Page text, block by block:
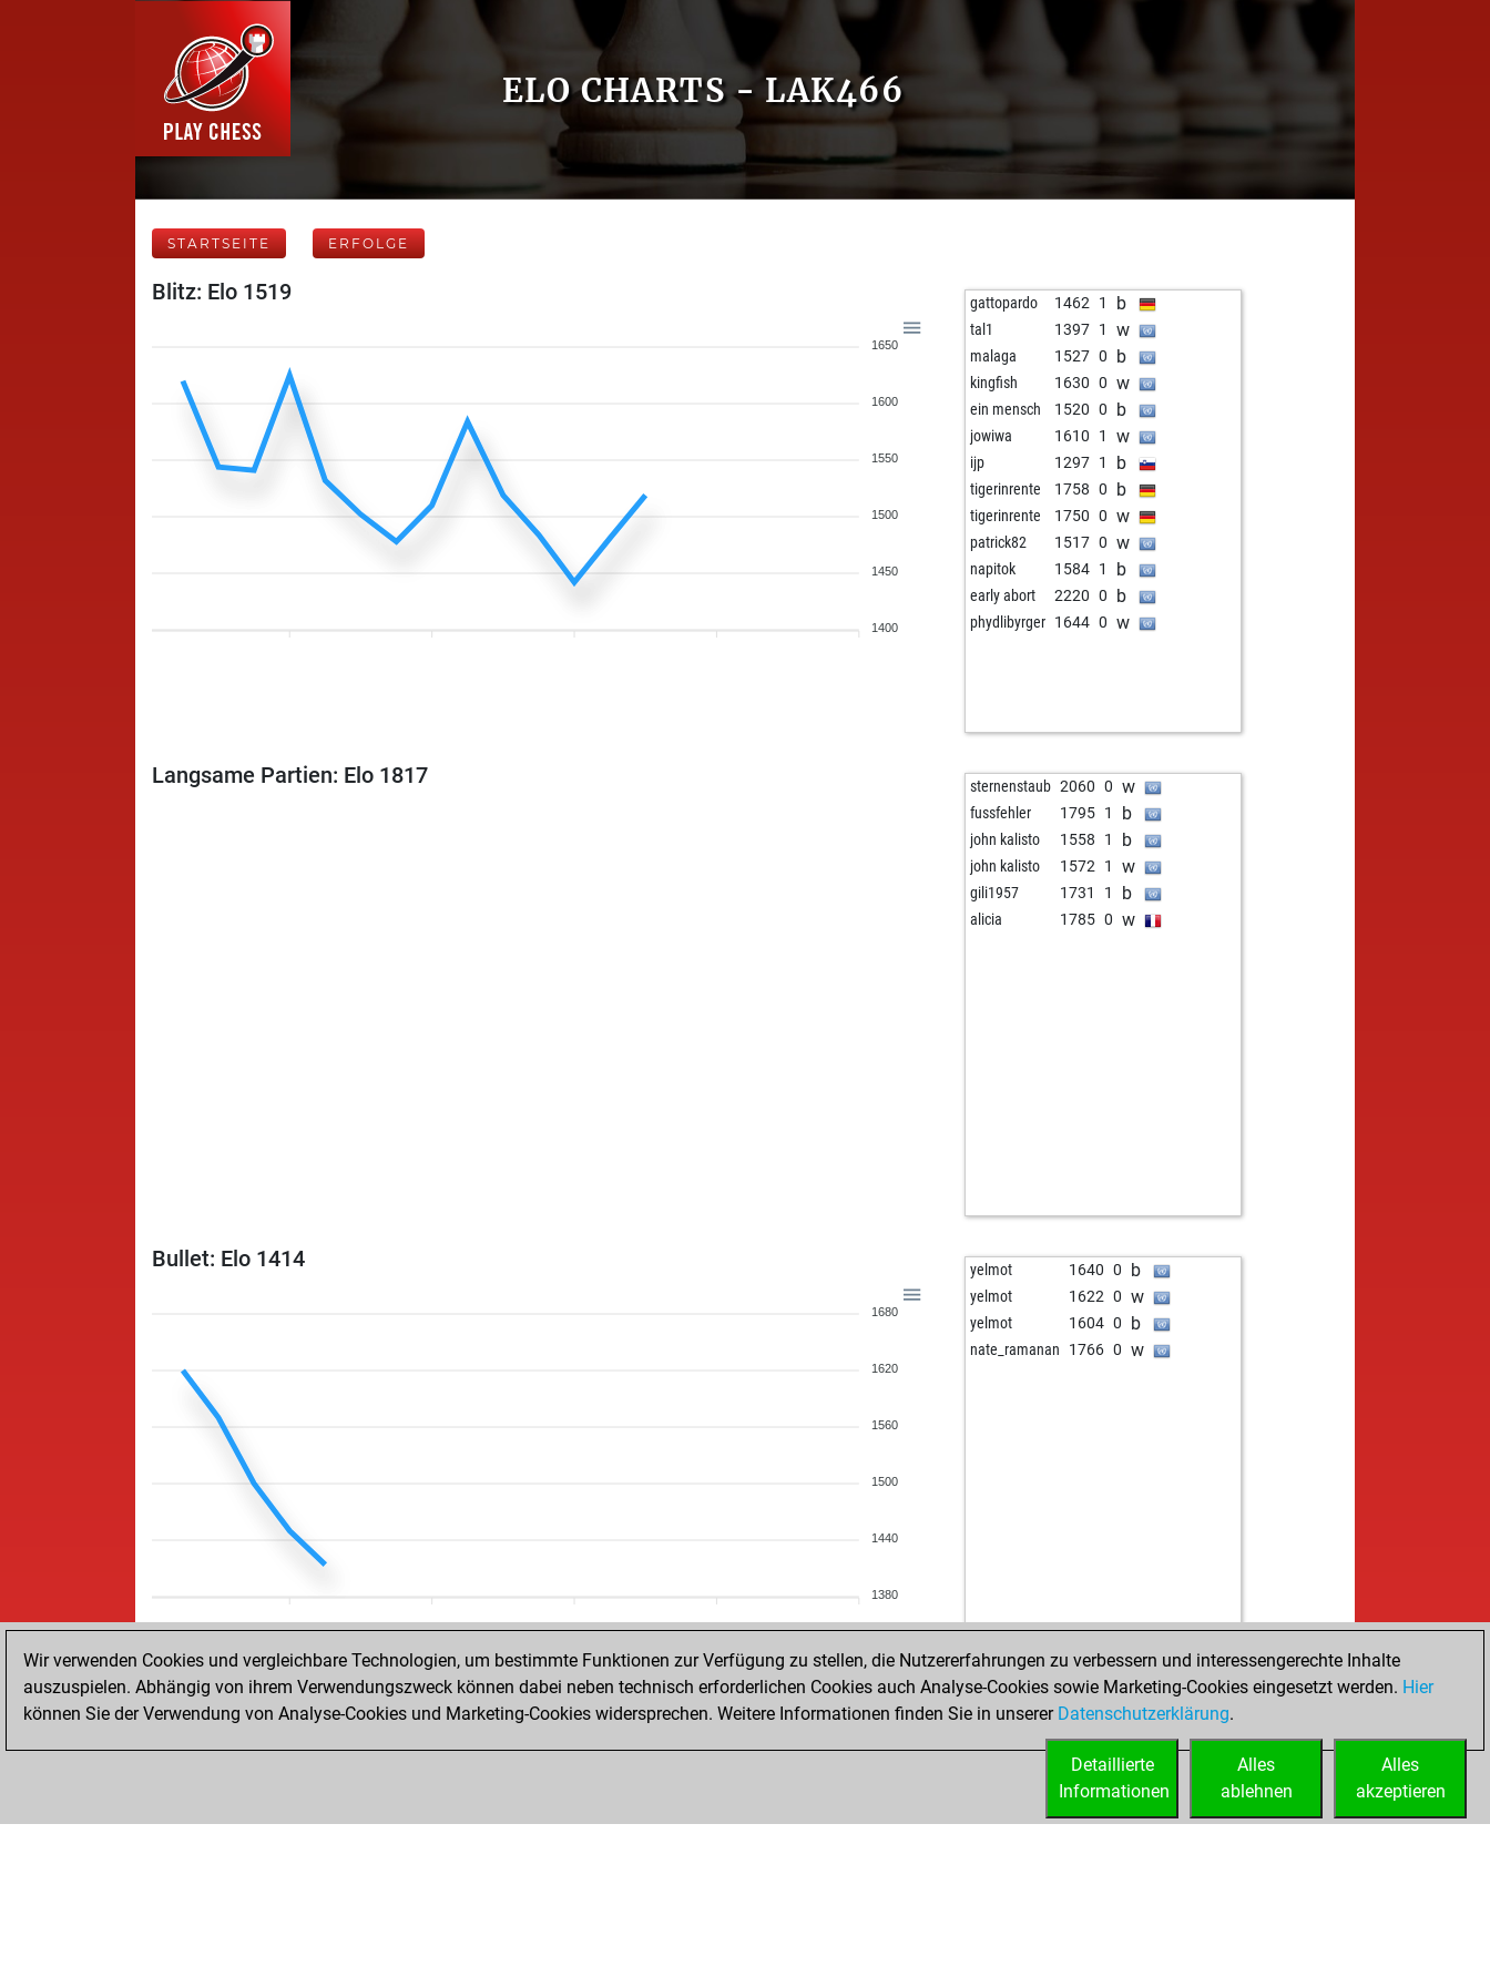
ELO CHARTS - LAK466
STARTSEITE ERFOLGE
Blitz: Elo 1519
1650
1600
1550
1500
1450
1400
gattopardo 1462 1 b
tal1 1397 1 w
malaga 1527 0 b
kingfish 1630 0 w
ein mensch 1520 0 b
jowiwa 1610 1 w
ijp 1297 1 b
tigerinrente 1758 0 b
tigerinrente 1750 0 w
patrick82 1517 0 w
napitok 1584 1 b
early abort 2220 0 b
phydlibyrger 1644 0 w
Langsame Partien: Elo 1817 sternenstaub 2060 0 w
fussfehler 1795 1 b
john kalisto 1558 1 b
john kalisto 1572 1 w
gili1957 1731 1 b
alicia 1785 0 w
Bullet: Elo 1414
1680
1620
1560
1500
1440
1380
yelmot 1640 0 b
yelmot 1622 0 w
yelmot 1604 0 b
nate_ramanan 1766 0 w
Wir verwenden Cookies und vergleichbare Technologien, um bestimmte Funktionen zur Verfügung zu stellen, die Nutzererfahrungen zu verbessern und interessengerechte Inhalte
auszuspielen. Abhängig von ihrem Verwendungszweck können dabei neben technisch erforderlichen Cookies auch Analyse-Cookies sowie Marketing-Cookies eingesetzt werden. Hier
können Sie der Verwendung von Analyse-Cookies und Marketing-Cookies widersprechen. Weitere Informationen finden Sie in unserer Datenschutzerklärung.
Alles
akzeptieren
Alles
ablehnen
Detaillierte
Informationen